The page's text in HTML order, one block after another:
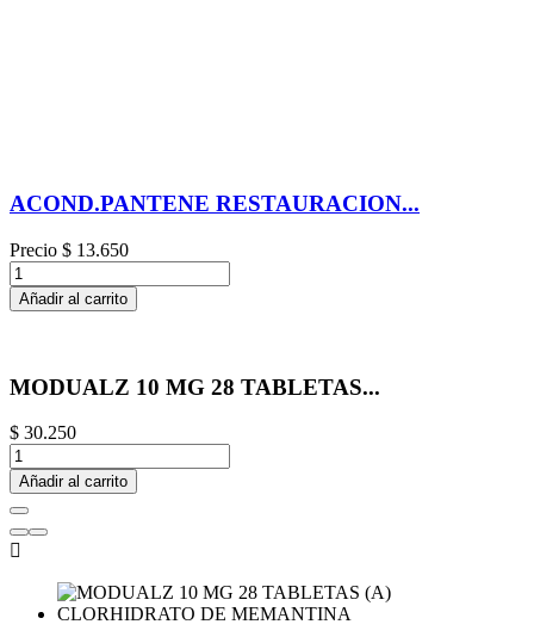
ACOND.PANTENE RESTAURACION...
Precio $ 13.650
Añadir al carrito
MODUALZ 10 MG 28 TABLETAS...
$ 30.250
Añadir al carrito
